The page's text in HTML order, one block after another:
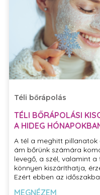
Téli bőrápolás
TÉLI BŐRÁPOLÁSI
A HIDEG
A tél a meghitt pillanatok
ám bőrünk számára
levegő, a szél, valamint
könnyen kiszáríthatja,
Ezért ebben az
Mutatjuk, hogyan
MEGNÉZEM